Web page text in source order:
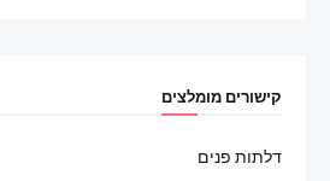
קישורים מומלצים
דלתות פנים